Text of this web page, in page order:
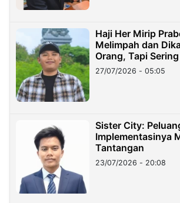
Haji Her Mirip
Melimpah dan
Orang, Tapi
27/07/2026 - 05:05
Sister City:
Implementasinya
Tantangan
23/07/2026 - 20:08